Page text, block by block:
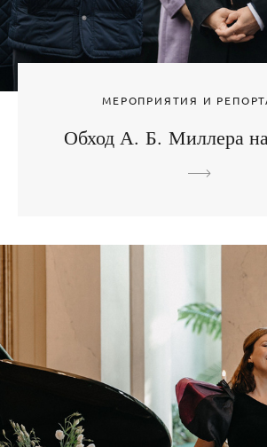
МЕРОПРИЯТИЯ И
Обход А. Б. Миллера